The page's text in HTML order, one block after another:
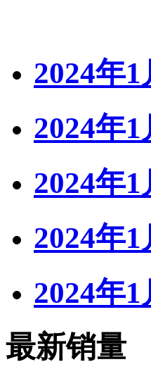
2024年
2024年
2024年
2024年
2024年
最新销量